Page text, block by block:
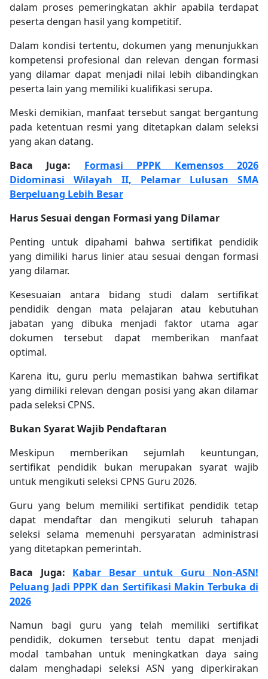
dalam proses pemeringkatan akhir apabila terdapat
peserta dengan hasil yang kompetitif.
Dalam kondisi tertentu, dokumen yang menunjukkan
kompetensi profesional dan relevan dengan formasi
yang dilamar dapat menjadi nilai lebih dibandingkan
peserta lain yang memiliki kualifikasi serupa.
Meski demikian, manfaat tersebut sangat bergantung
pada ketentuan resmi yang ditetapkan dalam seleksi
yang akan datang.
Baca Juga: Formasi PPPK Kemensos 2026
Didominasi Wilayah II, Pelamar Lulusan SMA
Berpeluang Lebih Besar
Harus Sesuai dengan Formasi yang Dilamar
Penting untuk dipahami bahwa sertifikat pendidik
yang dimiliki harus linier atau sesuai dengan formasi
yang dilamar.
Kesesuaian antara bidang studi dalam sertifikat
pendidik dengan mata pelajaran atau kebutuhan
jabatan yang dibuka menjadi faktor utama agar
dokumen tersebut dapat memberikan manfaat
optimal.
Karena itu, guru perlu memastikan bahwa sertifikat
yang dimiliki relevan dengan posisi yang akan dilamar
pada seleksi CPNS.
Bukan Syarat Wajib Pendaftaran
Meskipun memberikan sejumlah keuntungan,
sertifikat pendidik bukan merupakan syarat wajib
untuk mengikuti seleksi CPNS Guru 2026.
Guru yang belum memiliki sertifikat pendidik tetap
dapat mendaftar dan mengikuti seluruh tahapan
seleksi selama memenuhi persyaratan administrasi
yang ditetapkan pemerintah.
Baca Juga: Kabar Besar untuk Guru Non-ASN!
Peluang Jadi PPPK dan Sertifikasi Makin Terbuka di
2026
Namun bagi guru yang telah memiliki sertifikat
pendidik, dokumen tersebut tentu dapat menjadi
modal tambahan untuk meningkatkan daya saing
dalam menghadapi seleksi ASN yang diperkirakan